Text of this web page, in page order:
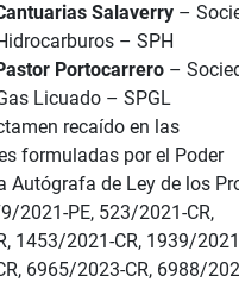
Salaverry –
– SPH
Portocarrero –
Licuado – SPGL
recaído en las
formuladas por el Poder
Autógrafa de Ley de los
2021-PE, 523/2021-CR,
1453/2021-CR, 1939/
6965/2023-CR, 6988/